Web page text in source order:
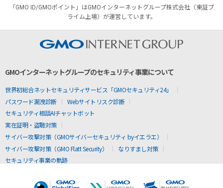
「GMO ID/GMOポイント」はGMOインターネットグループ株式会社（東証プ
ライム上場）が運営しています。
GMOインターネットグループのセキュリティ事業について
世界初総合ネットセキュリティサービス「GMOセキュリティ24」
パスワード漏洩診断
Webサイトリスク診断
セキュリティ相談AIチャットボット
実在証明・盗聴対策
サイバー攻撃対策（GMOサイバーセキュリティ byイエラエ）
サイバー攻撃対策（GMO Flatt Security）
なりすまし対策
セキュリティ事業の軌跡